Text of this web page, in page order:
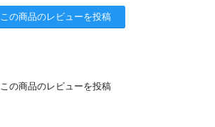
この商品のレビューを投稿
この商品のレビューを投稿